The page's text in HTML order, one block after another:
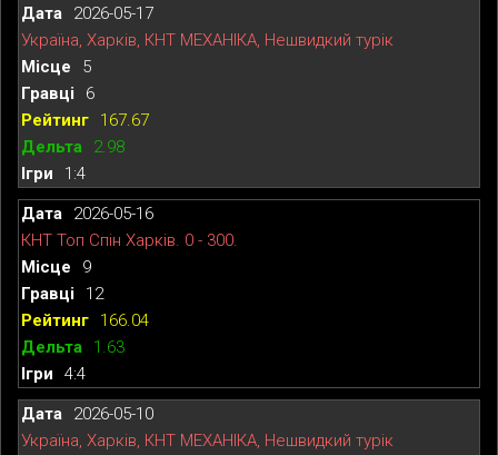
2026-05-17
Україна, Харків, КНТ МЕХАНІКА, Нешвидкий турік
5
6
167.67
2.98
1:4
2026-05-16
КНТ Топ Спін Харків. 0 - 300.
9
12
166.04
1.63
4:4
2026-05-10
Україна, Харків, КНТ МЕХАНІКА, Нешвидкий турік